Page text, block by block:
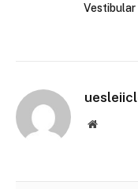
Vestibular
Website